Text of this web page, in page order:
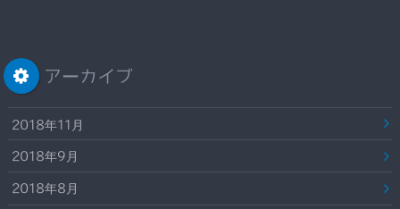
アーカイブ
2018年11月
2018年9月
2018年8月